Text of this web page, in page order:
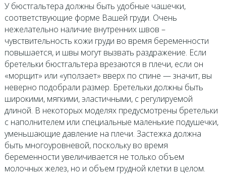
У бюстгальтера должны быть удобные чашечки,
соответствующие форме Вашей груди. Очень
нежелательно наличие внутренних швов –
чувствительность кожи груди во время беременности
повышается, и швы могут вызвать раздражение. Если
бретельки бюстгальтера врезаются в плечи, если он
«морщит» или «уползает» вверх по спине — значит, вы
неверно подобрали размер. Бретельки должны быть
широкими, мягкими, эластичными, с регулируемой
длиной. В некоторых моделях предусмотрены бретельки
с наполнителем или специальные маленькие подушечки,
уменьшающие давление на плечи. Застежка должна
быть многоуровневой, поскольку во время
беременности увеличивается не только объем
молочных желез, но и объем грудной клетки в целом.